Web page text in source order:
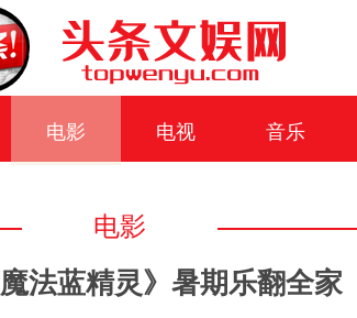
电影 电视 音乐
电影
法蓝精灵》暑期乐翻全家